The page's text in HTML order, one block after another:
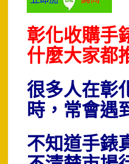
彰化收購手
什麼大家都
很多人在彰
時，常會遇
不知道手錶